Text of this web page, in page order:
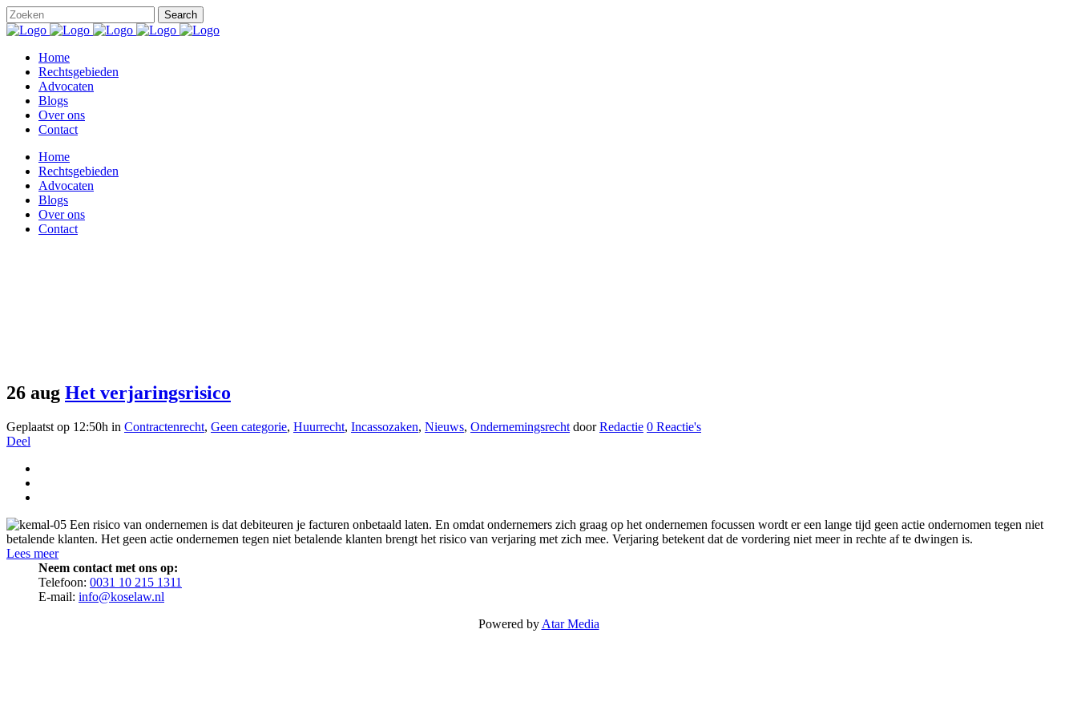
Home
Rechtsgebieden
Advocaten
Blogs
Over ons
Contact
Home
Rechtsgebieden
Advocaten
Blogs
Over ons
Contact
26 aug Het verjaringsrisico
Geplaatst op 12:50h in Contractenrecht, Geen categorie, Huurrecht, Incassozaken, Nieuws, Ondernemingsrecht doorRedactie 0 Reactie's
Deel
Een risico van ondernemen is dat debiteuren je facturen onbetaald laten. En omdat ondernemers zich graag op het ondernemen focussen wordt er een lange tijd geen actie ondernomen tegen niet
betalende klanten. Het geen actie ondernemen tegen niet betalende klanten brengt het risico van verjaring met zich mee. Verjaring betekent dat de vordering niet meer in rechte af te dwingen is.
Lees meer
Neem contact met ons op:
Telefoon: 0031 10 215 1311
E-mail: info@koselaw.nl
Powered by Atar Media